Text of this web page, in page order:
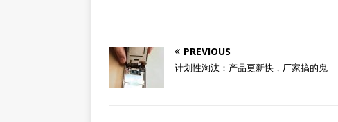
PREVIOUS
计划性淘汰：产品更新快，厂家搞的鬼